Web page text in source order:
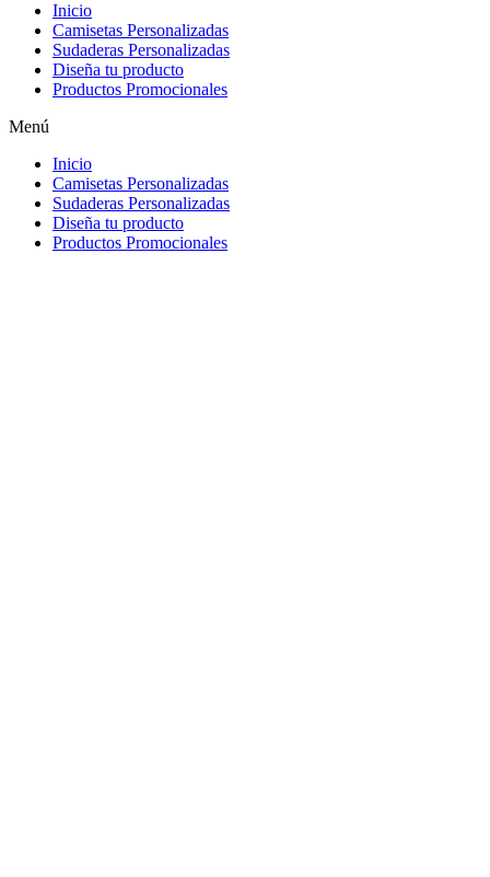
Inicio
Camisetas Personalizadas
Sudaderas Personalizadas
Diseña tu producto
Productos Promocionales
Menú
Inicio
Camisetas Personalizadas
Sudaderas Personalizadas
Diseña tu producto
Productos Promocionales